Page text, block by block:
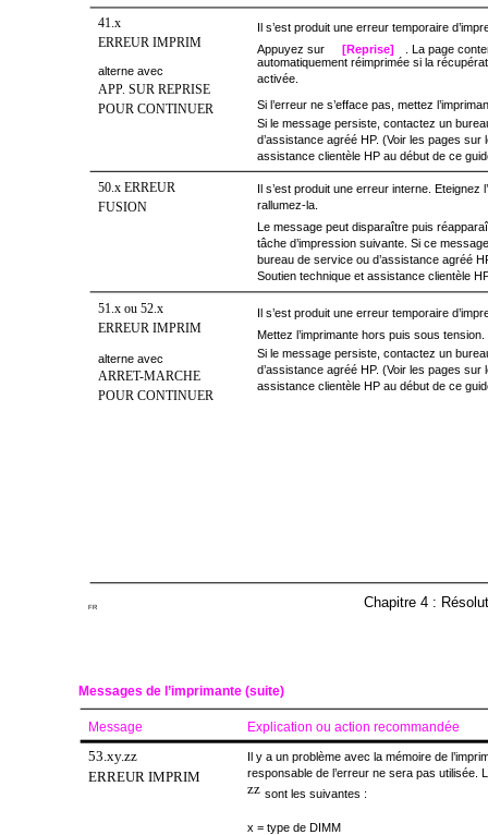
FR Chapitre 4 :
41.x
ERREUR IMPRIM
alterne avec
APP. SUR REPRISE
POUR CONTINUER
Il s’est produit une erreur temporaire
Appuyez sur
[Reprise]
. La page
automatiquement réimprimée si la
activée.
Si l’erreur ne s’efface pas, mettez
Si le message persiste, contactez un
d’assistance agréé HP. (Voir les pages sur
assistance clientèle HP au début de ce
50.x ERREUR
FUSION
Il s’est produit une erreur interne. Eteignez
rallumez-la.
Le message peut disparaître puis
tâche d’impression suivante. Si ce
bureau de service ou d’assistance agréé
Soutien technique et assistance clientèle
51.x ou 52.x
ERREUR IMPRIM
alterne avec
ARRET-MARCHE
POUR CONTINUER
Il s’est produit une erreur temporaire
Mettez l’imprimante hors puis sous tension.
Si le message persiste, contactez un
d’assistance agréé HP. (Voir les pages sur
assistance clientèle HP au début de ce
53.xy.zz
ERREUR IMPRIM
Il y a un problème avec la mémoire de
responsable de l’erreur ne sera pas utilisée.
zz sont les suivantes :
x = type de DIMM
Messages de l’imprimante (suite)
Message Explication ou action recommandée